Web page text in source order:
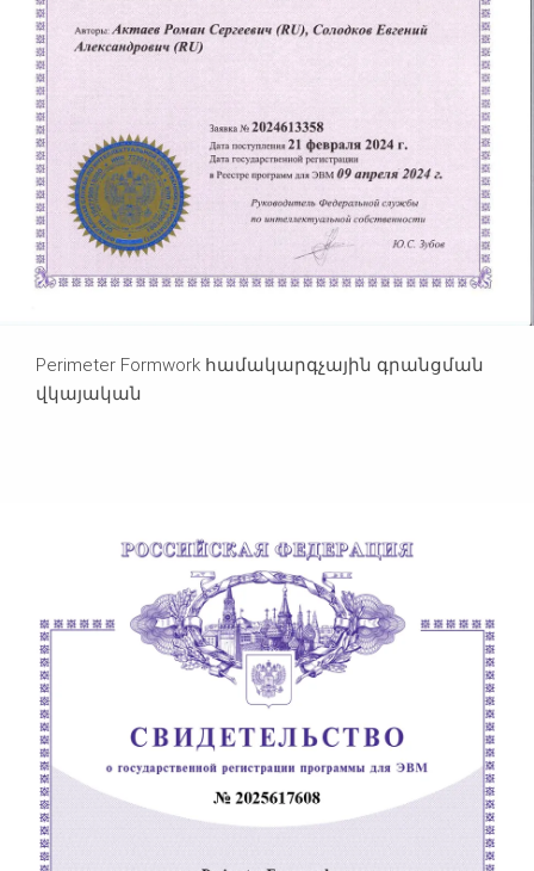
Perimeter Formwork համակարգչային գրանցման
վկայական